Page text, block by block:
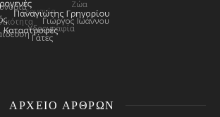
ΑΡΧΕΊΟ ΑΡΘΡΩΝ